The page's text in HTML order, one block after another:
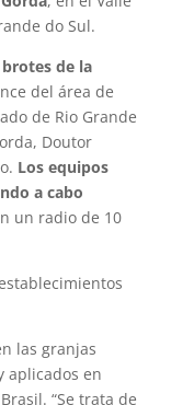
do Sul.
de la
del área de
de Rio Grande
Doutor
Los equipos
a cabo
un radio de 10
las granjas
aplicados en
“Se trata de